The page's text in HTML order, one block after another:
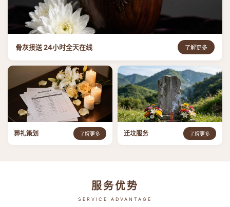
骨灰接送 24小时全天在线 了解更多
葬礼策划 了解更多 迁坟服务 了解更多
服务优势
SERVICE ADVANTAGE